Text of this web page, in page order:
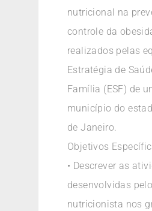
nutricional na
controle da
realizados pelas
Estratégia de
Família (ESF) de
município do
de Janeiro.
Objetivos
• Descrever as
desenvolvidas pelo
nutricionista nos